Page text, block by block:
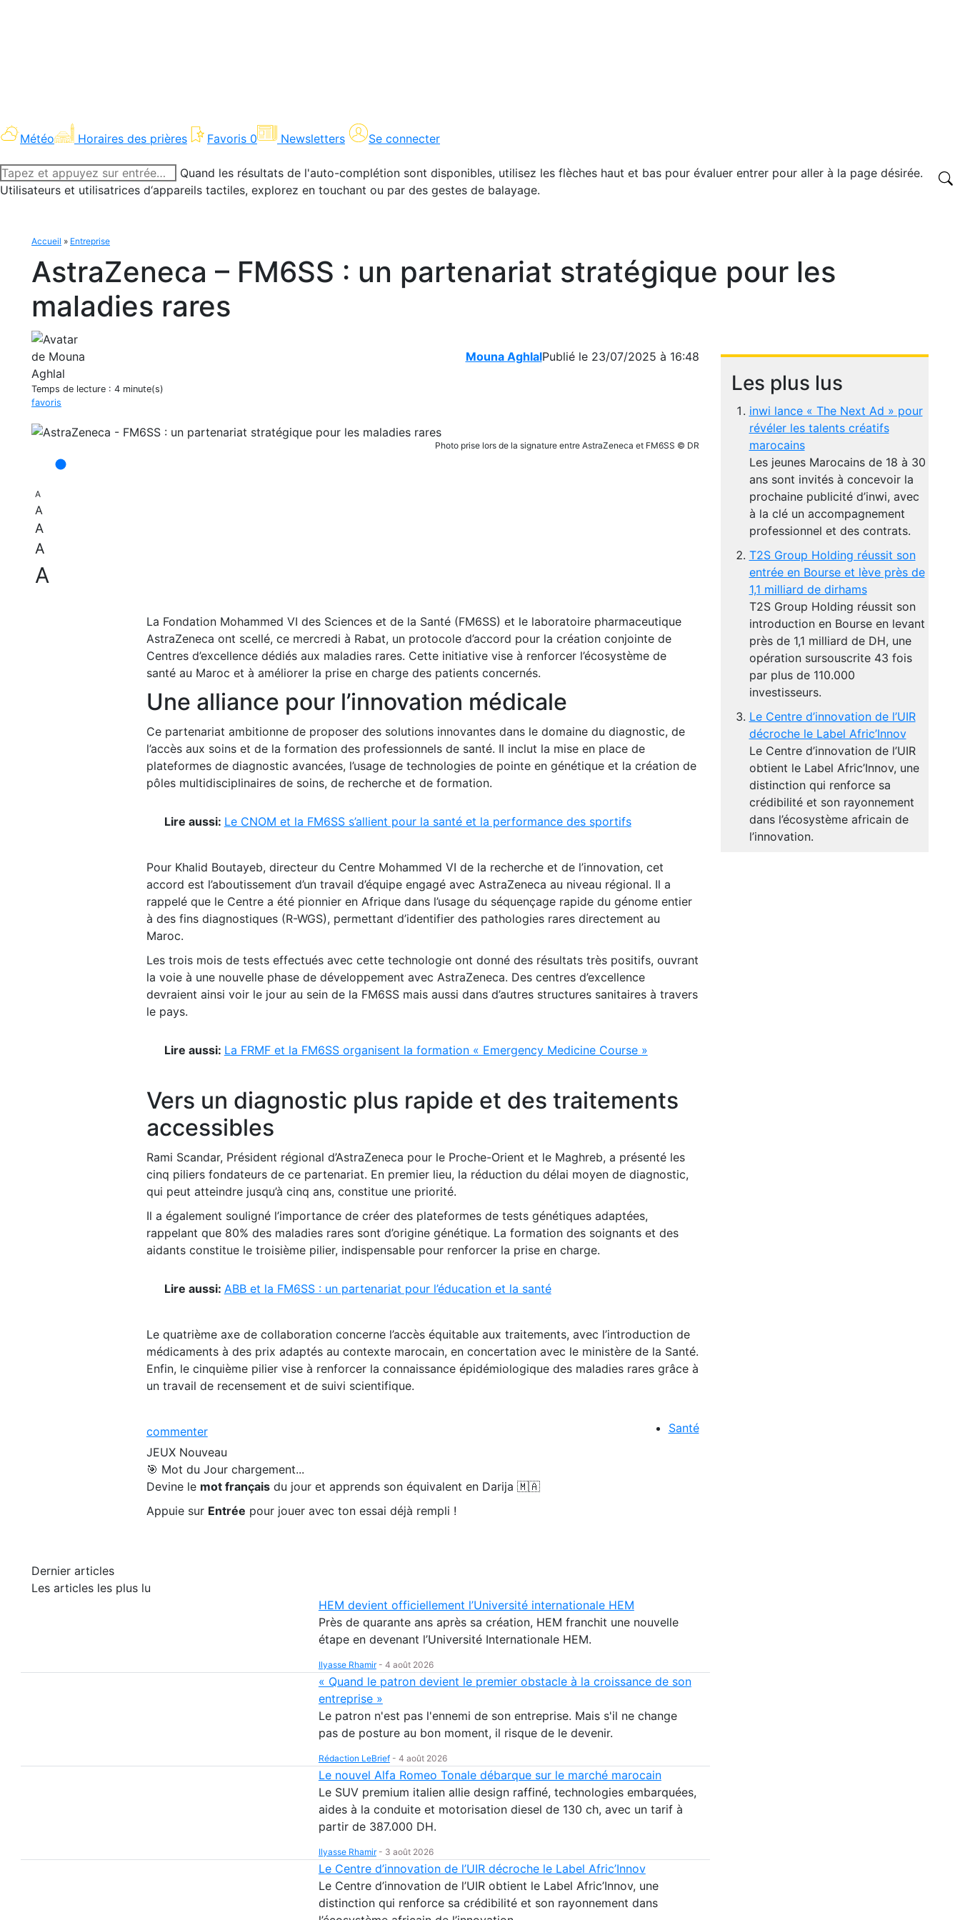
Météo Horaires des prières Favoris 0 Newsletters Se connecter
Recherche
:
Quand les résultats de l'auto-complétion sont disponibles, utilisez les flèches haut et bas pour évaluer entrer pour aller à la page désirée.
Utilisateurs et utilisatrices d‘appareils tactiles, explorez en touchant ou par des gestes de balayage.
Accueil » Entreprise
AstraZeneca – FM6SS : un partenariat stratégique pour les
maladies rares
Mouna AghlalPublié le 23/07/2025 à 16:48
Temps de lecture : 4 minute(s)
favoris
Photo prise lors de la signature entre AstraZeneca et FM6SS © DR
A
A
A
A
A
La Fondation Mohammed VI des Sciences et de la Santé (FM6SS) et le laboratoire pharmaceutique
AstraZeneca ont scellé, ce mercredi à Rabat, un protocole d’accord pour la création conjointe de
Centres d’excellence dédiés aux maladies rares. Cette initiative vise à renforcer l’écosystème de
santé au Maroc et à améliorer la prise en charge des patients concernés.
Une alliance pour l’innovation médicale
Ce partenariat ambitionne de proposer des solutions innovantes dans le domaine du diagnostic, de
l’accès aux soins et de la formation des professionnels de santé. Il inclut la mise en place de
plateformes de diagnostic avancées, l’usage de technologies de pointe en génétique et la création de
pôles multidisciplinaires de soins, de recherche et de formation.
Lire aussi: Le CNOM et la FM6SS s’allient pour la santé et la performance des sportifs
Pour Khalid Boutayeb, directeur du Centre Mohammed VI de la recherche et de l’innovation, cet
accord est l’aboutissement d’un travail d’équipe engagé avec AstraZeneca au niveau régional. Il a
rappelé que le Centre a été pionnier en Afrique dans l’usage du séquençage rapide du génome entier
à des fins diagnostiques (R-WGS), permettant d’identifier des pathologies rares directement au
Maroc.
Les trois mois de tests effectués avec cette technologie ont donné des résultats très positifs, ouvrant
la voie à une nouvelle phase de développement avec AstraZeneca. Des centres d’excellence
devraient ainsi voir le jour au sein de la FM6SS mais aussi dans d’autres structures sanitaires à travers
le pays.
Lire aussi: La FRMF et la FM6SS organisent la formation « Emergency Medicine Course »
Vers un diagnostic plus rapide et des traitements
accessibles
Rami Scandar, Président régional d’AstraZeneca pour le Proche-Orient et le Maghreb, a présenté les
cinq piliers fondateurs de ce partenariat. En premier lieu, la réduction du délai moyen de diagnostic,
qui peut atteindre jusqu’à cinq ans, constitue une priorité.
Il a également souligné l’importance de créer des plateformes de tests génétiques adaptées,
rappelant que 80% des maladies rares sont d’origine génétique. La formation des soignants et des
aidants constitue le troisième pilier, indispensable pour renforcer la prise en charge.
Lire aussi: ABB et la FM6SS : un partenariat pour l’éducation et la santé
Le quatrième axe de collaboration concerne l’accès équitable aux traitements, avec l’introduction de
médicaments à des prix adaptés au contexte marocain, en concertation avec le ministère de la Santé.
Enfin, le cinquième pilier vise à renforcer la connaissance épidémiologique des maladies rares grâce à
un travail de recensement et de suivi scientifique.
commenter
Santé
JEUX Nouveau
🎯 Mot du Jour chargement...
Devine le mot françaisdu jour et apprends son équivalent en Darija 🇲🇦
Appuie sur Entrée pour jouer avec ton essai déjà rempli !
Les plus lus
inwi lance « The Next Ad » pour
révéler les talents créatifs
marocains
Les jeunes Marocains de 18 à 30
ans sont invités à concevoir la
prochaine publicité d’inwi, avec
à la clé un accompagnement
professionnel et des contrats.
T2S Group Holding réussit son
entrée en Bourse et lève près de
1,1 milliard de dirhams
T2S Group Holding réussit son
introduction en Bourse en levant
près de 1,1 milliard de DH, une
opération sursouscrite 43 fois
par plus de 110.000
investisseurs.
Le Centre d’innovation de l’UIR
décroche le Label Afric’Innov
Le Centre d’innovation de l’UIR
obtient le Label Afric’Innov, une
distinction qui renforce sa
crédibilité et son rayonnement
dans l’écosystème africain de
l’innovation.
Dernier articles
Les articles les plus lu
HEM devient officiellement l’Université internationale HEM
Près de quarante ans après sa création, HEM franchit une nouvelle
étape en devenant l’Université Internationale HEM.
Ilyasse Rhamir- 4 août 2026
« Quand le patron devient le premier obstacle à la croissance de son
entreprise »
Le patron n'est pas l'ennemi de son entreprise. Mais s'il ne change
pas de posture au bon moment, il risque de le devenir.
Rédaction LeBrief- 4 août 2026
Le nouvel Alfa Romeo Tonale débarque sur le marché marocain
Le SUV premium italien allie design raffiné, technologies embarquées,
aides à la conduite et motorisation diesel de 130 ch, avec un tarif à
partir de 387.000 DH.
Ilyasse Rhamir- 3 août 2026
Le Centre d’innovation de l’UIR décroche le Label Afric’Innov
Le Centre d’innovation de l’UIR obtient le Label Afric’Innov, une
distinction qui renforce sa crédibilité et son rayonnement dans